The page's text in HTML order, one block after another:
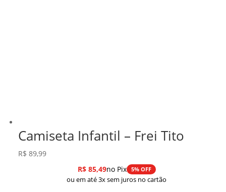
Camiseta Infantil – Frei Tito
R$ 89,99
R$85,49no Pix 5% OFF
ou em até 3x sem juros no cartão